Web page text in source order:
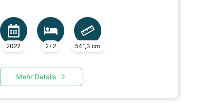
2022 2+2 541,3 cm
Mehr Details